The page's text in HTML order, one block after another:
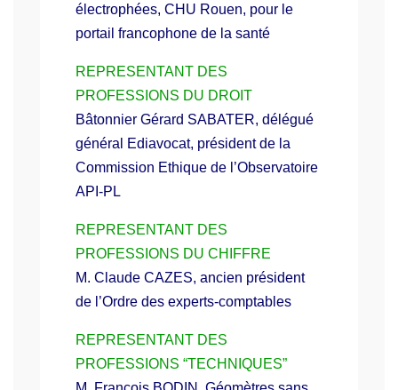
électrophées, CHU Rouen, pour le
portail francophone de la santé
REPRESENTANT DES
PROFESSIONS DU DROIT
Bâtonnier Gérard SABATER, délégué
général Ediavocat, président de la
Commission Ethique de l’Observatoire
API-PL
REPRESENTANT DES
PROFESSIONS DU CHIFFRE
M. Claude CAZES, ancien président
de l’Ordre des experts-comptables
REPRESENTANT DES
PROFESSIONS “TECHNIQUES”